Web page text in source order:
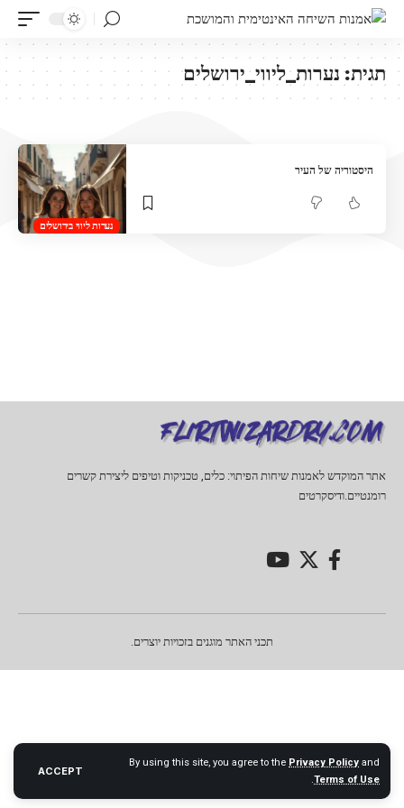
By using this site, you agree to the Privacy Policy and
Terms of Use
.
ACCEPT
תגית:נערות_ליווי_ירושלים
נערות ליווי בירושלים
היסטוריה של העיר
אתר המוקדש לאמנות שיחות הפיתוי: כלים, טכניקות וטיפים ליצירת קשרים
רומנטיים.ודיסקרטים
תכני האתר מוגנים בזכויות יוצרים.